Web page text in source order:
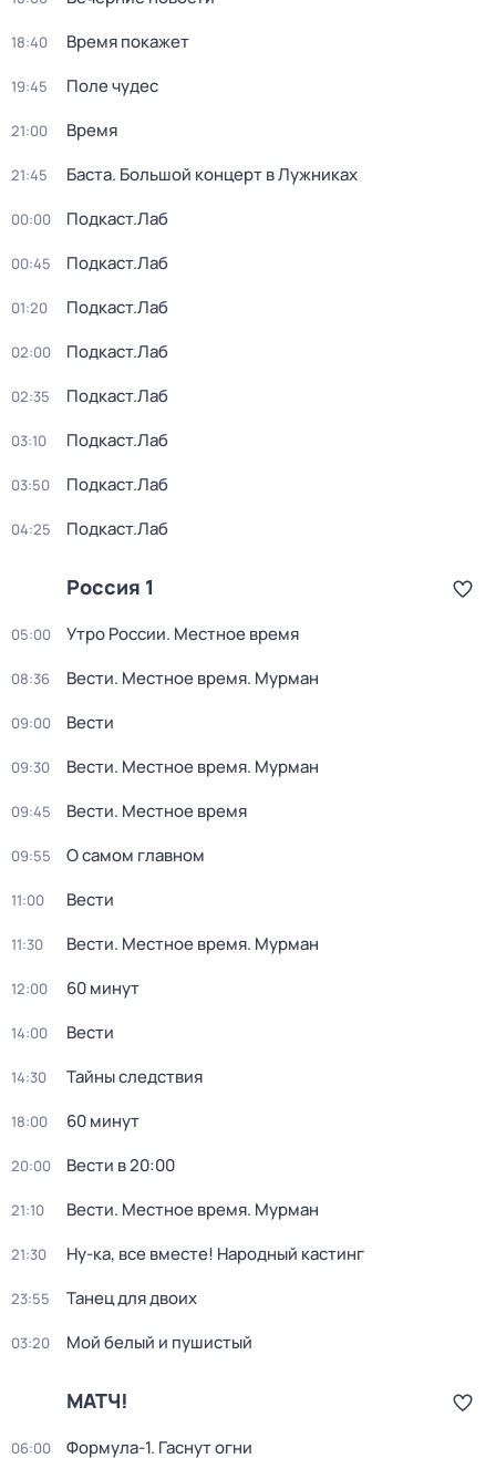
18:40 Время покажет
19:45 Поле чудес
21:00 Время
21:45 Баста. Большой концерт в Лужниках
00:00 Подкаст.Лаб
00:45 Подкаст.Лаб
01:20 Подкаст.Лаб
02:00 Подкаст.Лаб
02:35 Подкаст.Лаб
03:10 Подкаст.Лаб
03:50 Подкаст.Лаб
04:25 Подкаст.Лаб
Россия 1
05:00 Утро России. Местное время
08:36 Вести. Местное время. Мурман
09:00 Вести
09:30 Вести. Местное время. Мурман
09:45 Вести. Местное время
09:55 О самом главном
11:00 Вести
11:30 Вести. Местное время. Мурман
12:00 60 минут
14:00 Вести
14:30 Тайны следствия
18:00 60 минут
20:00 Вести в 20:00
21:10 Вести. Местное время. Мурман
21:30 Ну-ка, все вместе! Народный кастинг
23:55 Танец для двоих
03:20 Мой белый и пушистый
МАТЧ!
06:00 Формула-1. Гаснут огни